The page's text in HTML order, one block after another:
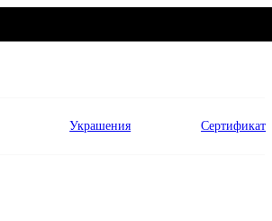
Украшения Сертификат